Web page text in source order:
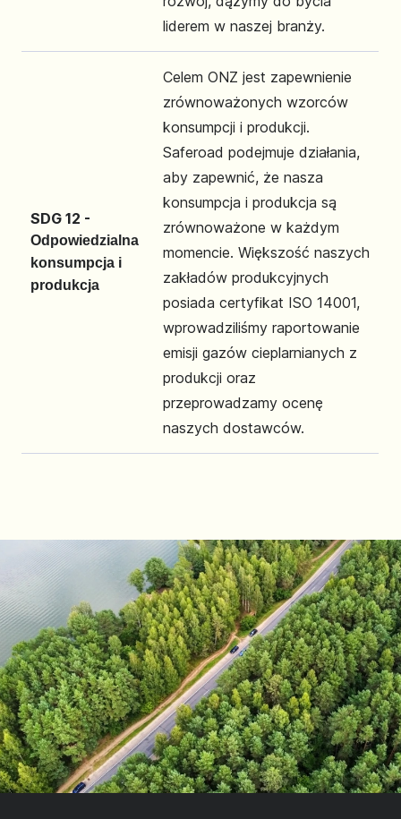
liderem w naszej branży.
SDG 12 -
Odpowiedzialna
konsumpcja i
produkcja
Celem ONZ jest zapewnienie
zrównoważonych wzorców
konsumpcji i produkcji.
Saferoad podejmuje działania,
aby zapewnić, że nasza
konsumpcja i produkcja są
zrównoważone w każdym
momencie. Większość naszych
zakładów produkcyjnych
posiada certyfikat ISO 14001,
wprowadziliśmy raportowanie
emisji gazów cieplarnianych z
produkcji oraz
przeprowadzamy ocenę
naszych dostawców.